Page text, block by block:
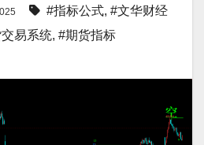
#指标公式, #文华财经
易系统, #期货指标